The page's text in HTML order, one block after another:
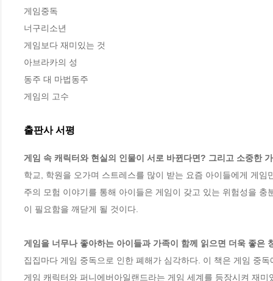
게임중독
너구리소년
게임보다 재미있는 것
아브라카의 성
동주 대 마법동주
게임의 고수
출판사 서평
게임 속 캐릭터와 현실의 인물이 서로 바뀐다면? 그리고 소중한
학교, 학원을 오가며 스트레스를 많이 받는 요즘 아이들에게 게
주의 모험 이야기를 통해 아이들은 게임이 갖고 있는 위험성을
이 필요함을 깨닫게 될 것이다.
게임을 너무나 좋아하는 아이들과 가족이 함께 읽으면 더욱 좋
집집마다 게임 중독으로 인한 폐해가 심각하다. 이 책은 게임 중
게임 캐릭터와 퍼니에버아일랜드라는 게임 세계를 등장시켜 재